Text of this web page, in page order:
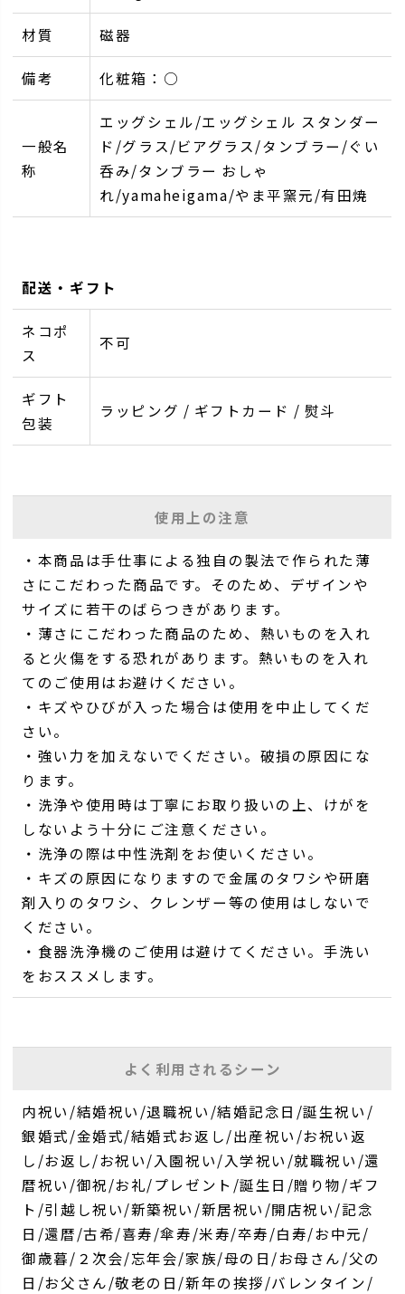
材質 磁器
備考 化粧箱：○
一般名
称
エッグシェル/エッグシェル スタンダー
ド/グラス/ビアグラス/タンブラー/ぐい
呑み/タンブラー おしゃ
れ/yamaheigama/やま平窯元/有田焼
配送・ギフト
ネコポ
ス
不可
ギフト
包装
ラッピング / ギフトカード / 熨斗
使用上の注意
・本商品は手仕事による独自の製法で作られた薄
さにこだわった商品です。そのため、デザインや
サイズに若干のばらつきがあります。
・薄さにこだわった商品のため、熱いものを入れ
ると火傷をする恐れがあります。熱いものを入れ
てのご使用はお避けください。
・キズやひびが入った場合は使用を中止してくだ
さい。
・強い力を加えないでください。破損の原因にな
ります。
・洗浄や使用時は丁寧にお取り扱いの上、けがを
しないよう十分にご注意ください。
・洗浄の際は中性洗剤をお使いください。
・キズの原因になりますので金属のタワシや研磨
剤入りのタワシ、クレンザー等の使用はしないで
ください。
・食器洗浄機のご使用は避けてください。手洗い
をおススメします。
よく利用されるシーン
内祝い/結婚祝い/退職祝い/結婚記念日/誕生祝い/
銀婚式/金婚式/結婚式お返し/出産祝い/お祝い返
し/お返し/お祝い/入園祝い/入学祝い/就職祝い/還
暦祝い/御祝/お礼/プレゼント/誕生日/贈り物/ギフ
ト/引越し祝い/新築祝い/新居祝い/開店祝い/記念
日/還暦/古希/喜寿/傘寿/米寿/卒寿/白寿/お中元/
御歳暮/２次会/忘年会/家族/母の日/お母さん/父の
日/お父さん/敬老の日/新年の挨拶/バレンタイン/